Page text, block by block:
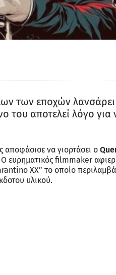
των εποχών
αποτελεί λόγο για
αποφάσισε να γιορτάσει ο
ευρηματικός filmmaker
XX” το οποίο
υλικού.